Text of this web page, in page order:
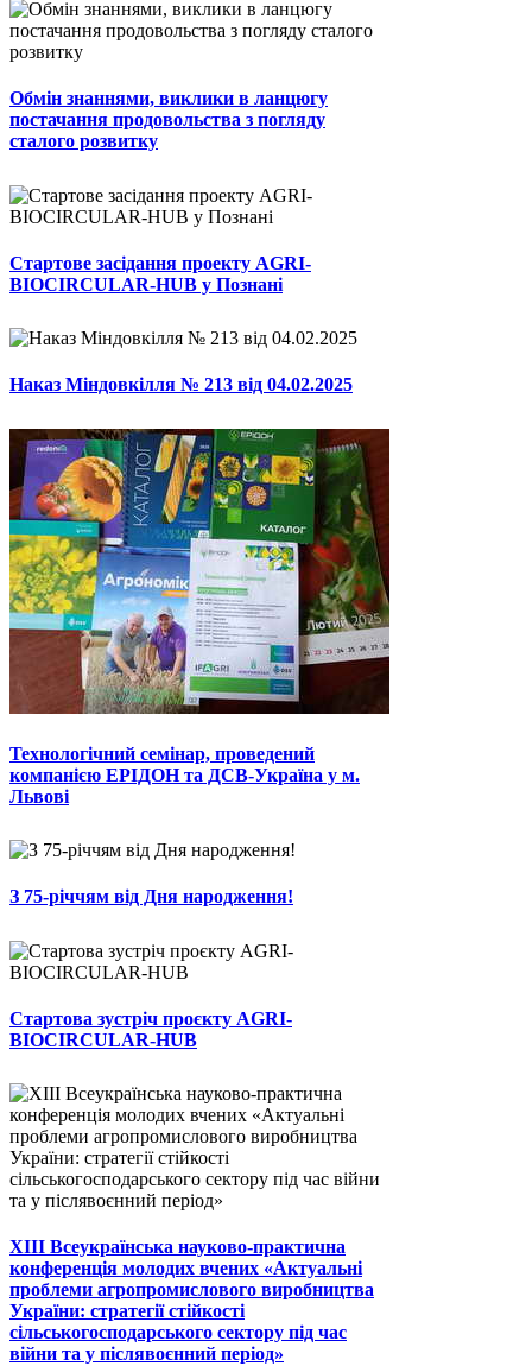
Обмін знаннями, виклики в ланцюгу
постачання продовольства з погляду
сталого розвитку
Стартове засідання проекту AGRI-
BIOCIRCULAR-HUB у Познані
Наказ Міндовкілля № 213 від 04.02.2025
Технологічний семінар, проведений
компанією ЕРІДОН та ДСВ-Україна у м.
Львові
З 75-річчям від Дня народження!
Стартова зустріч проєкту AGRI-
BIOCIRCULAR-HUB
ХІІІ Всеукраїнська науково-практична
конференція молодих вчених «Актуальні
проблеми агропромислового виробництва
України: стратегії стійкості
сільськогосподарського сектору під час
війни та у післявоєнний період»